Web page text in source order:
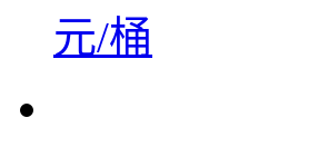
元/桶